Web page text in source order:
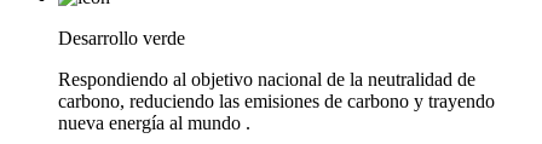
Desarrollo verde
Respondiendo al objetivo nacional de la neutralidad de
carbono, reduciendo las emisiones de carbono y trayendo
nueva energía al mundo .